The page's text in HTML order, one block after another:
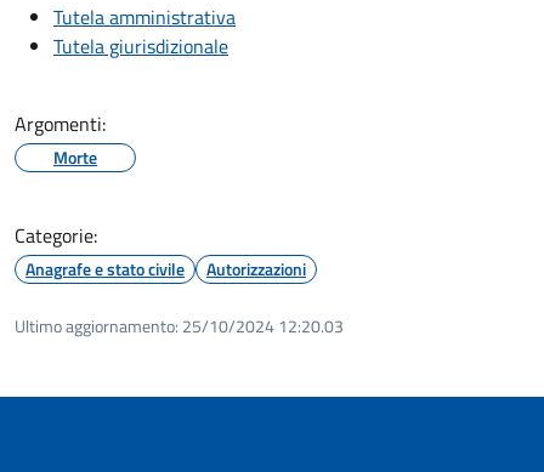
Tutela amministrativa
Tutela giurisdizionale
Argomenti:
Morte
Categorie:
Anagrafe e stato civile Autorizzazioni
Ultimo aggiornamento: 25/10/2024 12:20.03